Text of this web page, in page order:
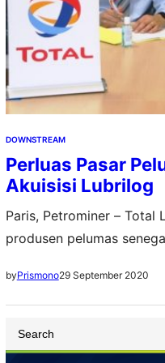
DOWNSTREAM
Perluas Pasar
Akuisisi Lubrilog
Paris, Petrominer – Total
produsen pelumas
perusahaan pelumas
dunia. Lubrilog SAS
berbasis di Romans sur
mengkhususkan diri
byPrismono29 September 2020
e